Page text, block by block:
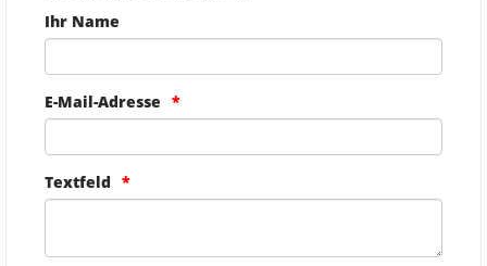
Ihr Name
E-Mail-Adresse
Textfeld